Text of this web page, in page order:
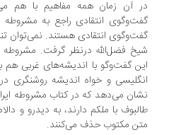
آن زمان همه مفاهیم با هم
انتقادی راجع به مشروطه است.
انتقادی هستند. نمی‌توان تنبیه‌الامه
فضل‌الله درنظر گرفت. مشروطه
گفت‌وگو با اندیشه‌های غربی هم بوده
و خواه اندیشه روشنگری در
می‌دهد که در کتاب مشروطه ایرانی در
با ملکم دارند، به دیدرو و دالامبر و
مکتوب حذف می‌کنند.